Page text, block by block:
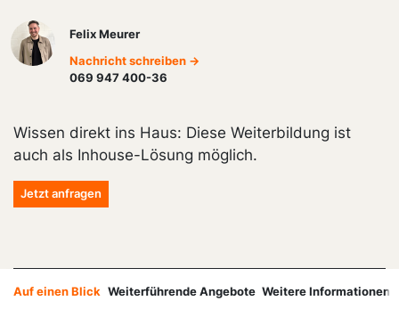
Felix Meurer
Nachricht schreiben →
069 947 400-36
Wissen direkt ins Haus: Diese Weiterbildung ist
auch als Inhouse-Lösung möglich.
Jetzt anfragen
Auf einen Blick Weiterführende Angebote Weitere Informationen